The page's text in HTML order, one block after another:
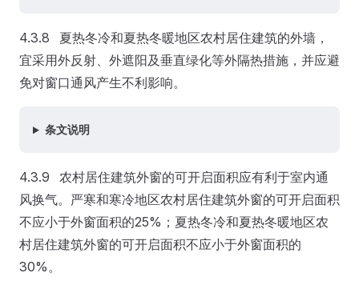
4.3.8 夏热冬冷和夏热冬暖地区农村居住建筑的外墙，
宜采用外反射、外遮阳及垂直绿化等外隔热措施，并应避
免对窗口通风产生不利影响。
条文说明
4.3.9 农村居住建筑外窗的可开启面积应有利于室内通
风换气。严寒和寒冷地区农村居住建筑外窗的可开启面积
不应小于外窗面积的25%；夏热冬冷和夏热冬暖地区农
村居住建筑外窗的可开启面积不应小于外窗面积的
30%。